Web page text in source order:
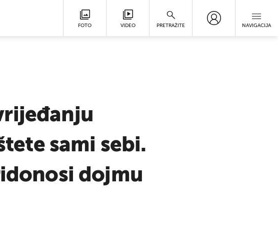
FOTO VIDEO PRETRAŽITE NAVIGACIJA
sami sebi.
dojmu